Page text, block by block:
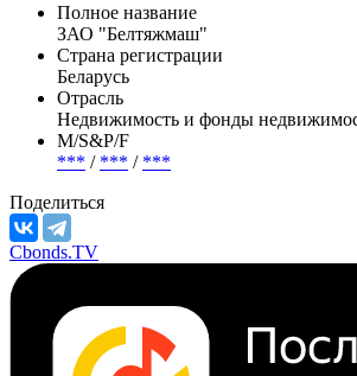
Полное название
ЗАО "Белтяжмаш"
Страна регистрации
Беларусь
Отрасль
Недвижимость и фонды
М/S&P/F
*** / *** / ***
Поделиться
Cbonds.TV